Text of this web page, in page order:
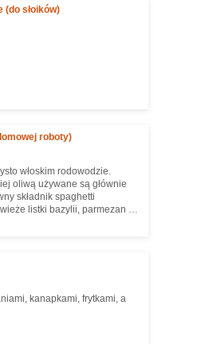
(do słoików)
roboty)
włoskim rodowodzie.
oliwą używane są głównie
składnik spaghetti
listki bazylii, parmezan –
z apetytem.'
kanapkami, frytkami, a